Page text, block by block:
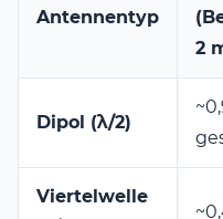
Antennentyp
2
Dipol (λ/2)
Viertelwelle